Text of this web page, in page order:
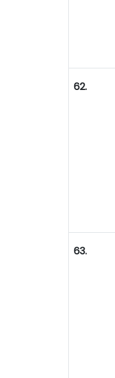
62.
63.